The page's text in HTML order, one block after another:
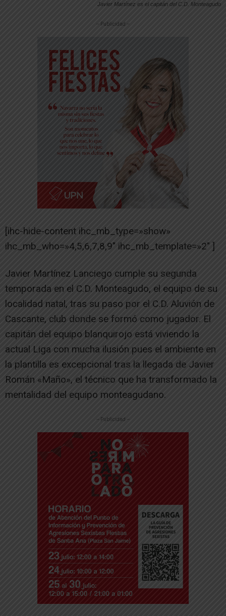
Javier Martínez es el capitán del C.D. Monteagudo
-- Publicidad --
[ihc-hide-content ihc_mb_type=»show»
ihc_mb_who=»4,5,6,7,8,9″ ihc_mb_template=»2″ ]
Javier Martínez Lanciego cumple su segunda
temporada en el C.D. Monteagudo, el equipo de su
localidad natal, tras su paso por el C.D. Aluvión de
Cascante, club donde se formó como jugador. El
capitán del equipo blanquirojo está viviendo la
actual Liga con mucha ilusión pues el ambiente en
la plantilla es excepcional tras la llegada de Javier
Román «Maño», el técnico que ha transformado la
mentalidad del equipo monteagudano.
-- Publicidad --